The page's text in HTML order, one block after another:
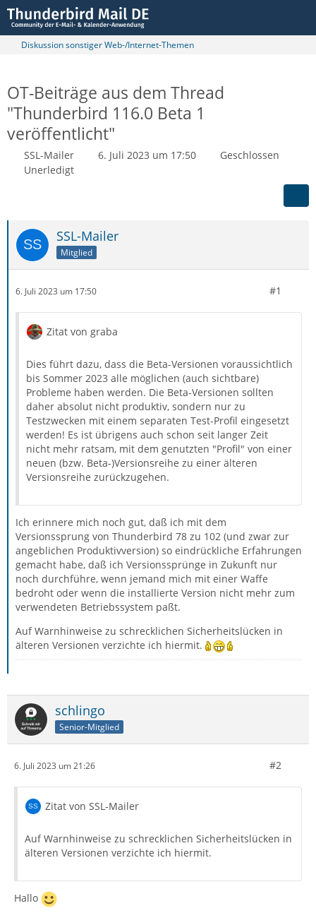
Diskussion sonstiger Web-/Internet-Themen
OT-Beiträge aus dem Thread
"Thunderbird 116.0 Beta 1
veröffentlicht"
SSL-Mailer 6. Juli 2023 um 17:50
Geschlossen
Unerledigt
SSL-Mailer
Mitglied
6. Juli 2023 um 17:50 #1
Zitat von graba
Dies führt dazu, dass die Beta-Versionen voraussichtlich
bis Sommer 2023 alle möglichen (auch sichtbare)
Probleme haben werden. Die Beta-Versionen sollten
daher absolut nicht produktiv, sondern nur zu
Testzwecken mit einem separaten Test-Profil eingesetzt
werden! Es ist übrigens auch schon seit langer Zeit
nicht mehr ratsam, mit dem genutzten "Profil" von einer
neuen (bzw. Beta-)Versionsreihe zu einer älteren
Versionsreihe zurückzugehen.
Ich erinnere mich noch gut, daß ich mit dem
Versionssprung von Thunderbird 78 zu 102 (und zwar zur
angeblichen Produktivversion) so eindrückliche Erfahrungen
gemacht habe, daß ich Versionssprünge in Zukunft nur
noch durchführe, wenn jemand mich mit einer Waffe
bedroht oder wenn die installierte Version nicht mehr zum
verwendeten Betriebssystem paßt.
Auf Warnhinweise zu schrecklichen Sicherheitslücken in
älteren Versionen verzichte ich hiermit.
schlingo
Senior-Mitglied
6. Juli 2023 um 21:26 #2
Zitat von SSL-Mailer
Auf Warnhinweise zu schrecklichen Sicherheitslücken in
älteren Versionen verzichte ich hiermit.
Hallo